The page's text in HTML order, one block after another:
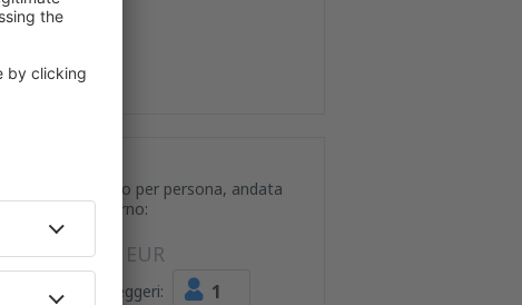
Prezzo per persona, andata
e ritorno:
44 EUR
Passeggeri: 1